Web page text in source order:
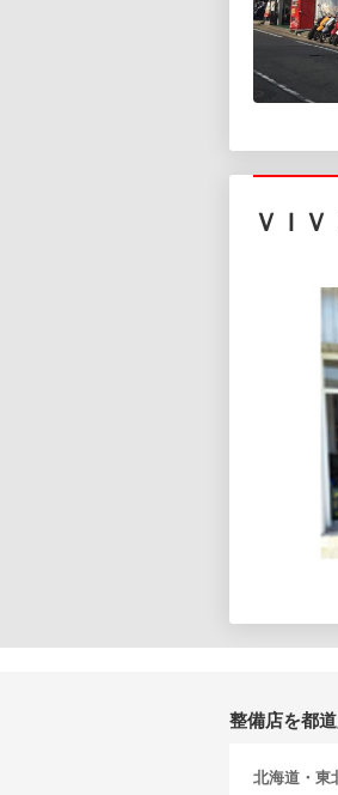
ＶＩ
整備店を都
北海道・東